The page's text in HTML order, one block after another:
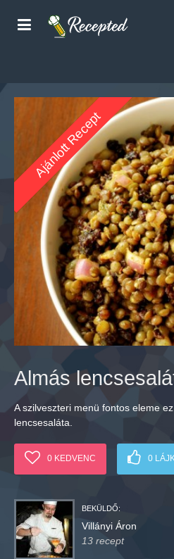
Ajánlott Recept
Almás
A szilveszteri menü fontos eleme ez
lencsesaláta.
0 KEDVENC 0 LÁJK
BEKÜLDŐ:
Villányi Áron
13 recept